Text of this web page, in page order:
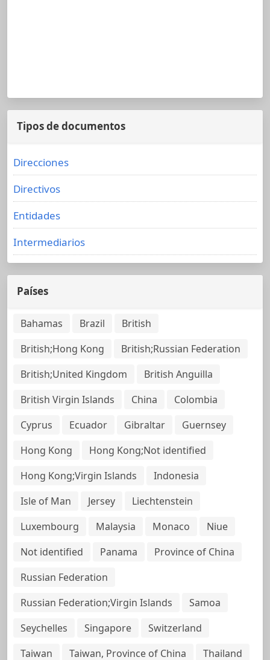
Tipos de documentos
Direcciones
Directivos
Entidades
Intermediarios
Países
Bahamas Brazil
British
British;Hong Kong
British;Russian Federation
British;United Kingdom
British Anguilla
British Virgin Islands
China
Colombia
Cyprus
Ecuador Gibraltar
Guernsey
Hong Kong
Hong Kong;Not identified
Hong Kong;Virgin Islands
Indonesia
Isle of Man
Jersey
Liechtenstein
Luxembourg
Malaysia Monaco
Niue
Not identified
Panama
Province of China
Russian Federation
Russian Federation;Virgin Islands
Samoa
Seychelles
Singapore
Switzerland
Taiwan
Taiwan, Province of China Thailand